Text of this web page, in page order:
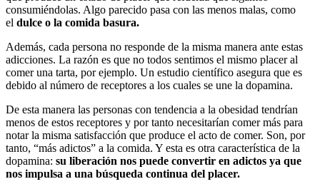
consumiéndolas. Algo parecido pasa con las menos malas, como
el dulce o la comida basura.
Además, cada persona no responde de la misma manera ante estas
adicciones. La razón es que no todos sentimos el mismo placer al
comer una tarta, por ejemplo. Un estudio científico asegura que es
debido al número de receptores a los cuales se une la dopamina.
De esta manera las personas con tendencia a la obesidad tendrían
menos de estos receptores y por tanto necesitarían comer más para
notar la misma satisfacción que produce el acto de comer. Son, por
tanto, “más adictos” a la comida. Y esta es otra característica de la
dopamina: su liberación nos puede convertir en adictos ya que
nos impulsa a una búsqueda continua del placer.